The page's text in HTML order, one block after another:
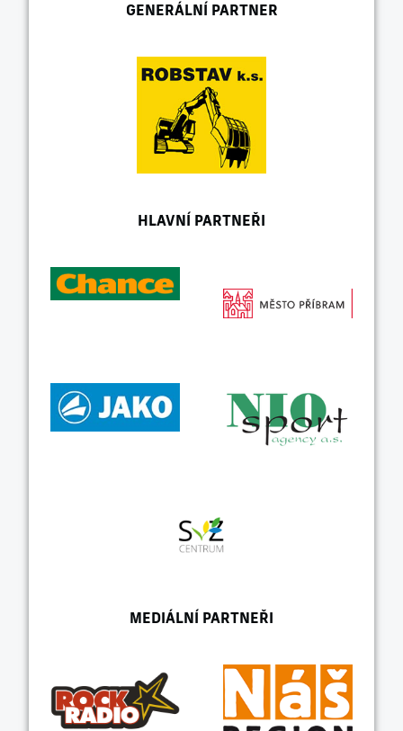
GENERÁLNÍ PARTNER
HLAVNÍ PARTNEŘI
MEDIÁLNÍ PARTNEŘI